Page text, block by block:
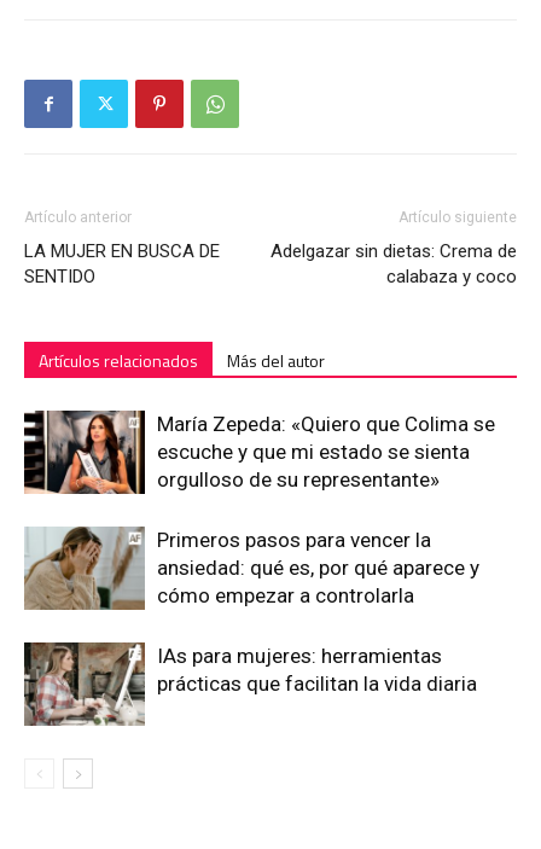
Artículo anterior
LA MUJER EN BUSCA DE
SENTIDO
Artículo siguiente
Adelgazar sin dietas: Crema de
calabaza y coco
Artículos relacionados Más del autor
María Zepeda: «Quiero que Colima se
escuche y que mi estado se sienta
orgulloso de su representante»
Primeros pasos para vencer la
ansiedad: qué es, por qué aparece y
cómo empezar a controlarla
IAs para mujeres: herramientas
prácticas que facilitan la vida diaria